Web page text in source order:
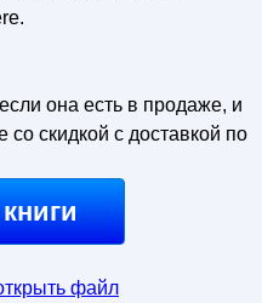
она есть в продаже, и
скидкой с доставкой по
файл